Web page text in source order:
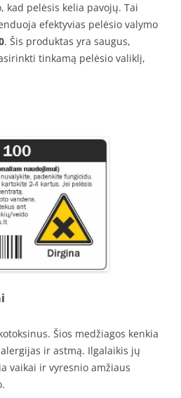
kad pelėsis kelia pavojų. Tai
efektyvias pelėsio valymo
. Šis produktas yra saugus,
tinkamą pelėsio valiklį,
Šios medžiagos kenkia
ir astmą. Ilgalaikis jų
vaikai ir vyresnio amžiaus